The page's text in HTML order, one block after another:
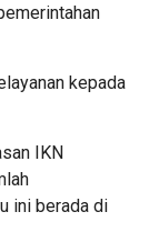
kepada
IKN
ini berada di